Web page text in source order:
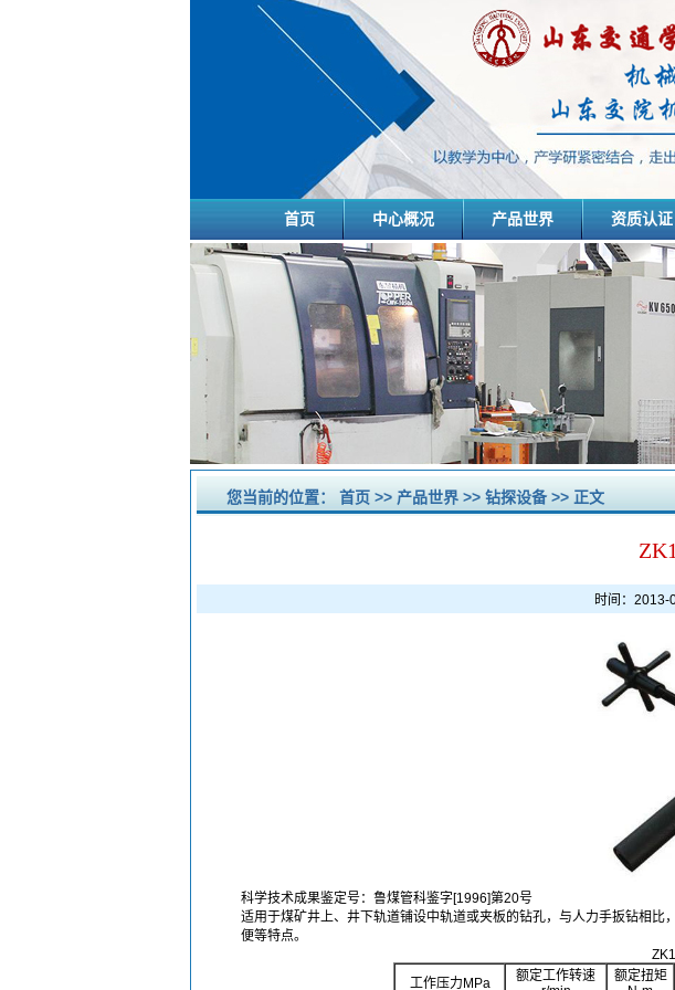
首页 中心概况 产品世界 资质认证
您当前的位置： 首页 >> 产品世界 >> 钻探设备>> 正文
时间：
科学技术成果鉴定号：鲁煤管科鉴字[1996]第20号
适用于煤矿井上、井下轨道铺设中轨道或夹板的钻孔，与人力手扳钻相
便等特点。
工作压力MPa
额定工作转速
额定扭矩